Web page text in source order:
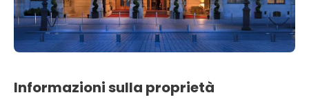
Informazioni sulla proprietà